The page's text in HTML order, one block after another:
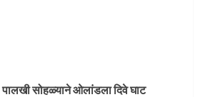
पालखी सोहळ्याने ओलांडला दिवे घाट